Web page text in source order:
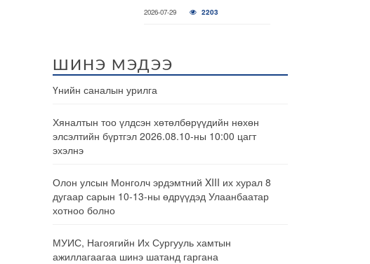
2026-07-29 2203
ШИНЭ МЭДЭЭ
Үнийн саналын урилга
Хяналтын тоо үлдсэн хөтөлбөрүүдийн нөхөн
элсэлтийн бүртгэл 2026.08.10-ны 10:00 цагт
эхэлнэ
Олон улсын Монголч эрдэмтний XIII их хурал 8
дугаар сарын 10-13-ны өдрүүдэд Улаанбаатар
хотноо болно
МУИС, Нагоягийн Их Сургууль хамтын
ажиллагаагаа шинэ шатанд гаргана